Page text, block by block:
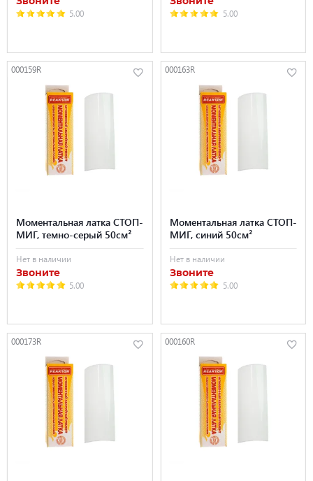
5.00 5.00
000159R
Моментальная латка СТОП-
МИГ, темно-серый 50см²
Нет в наличии
Звоните
5.00
000163R
Моментальная латка СТОП-
МИГ, синий 50см²
Нет в наличии
Звоните
5.00
000173R 000160R